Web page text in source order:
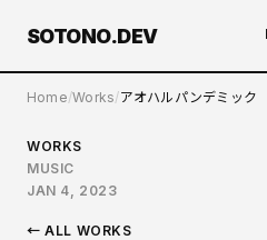
SOTONO.DEV
Home Works アオハルパンデミック
WORKS
MUSIC
JAN 4, 2023
← ALL WORKS